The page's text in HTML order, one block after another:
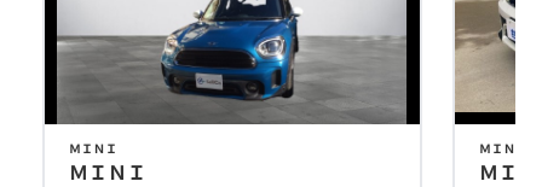
ＭＩＮＩ
ＭＩＮＩ
ＭＩＮＩ
ＭＩ